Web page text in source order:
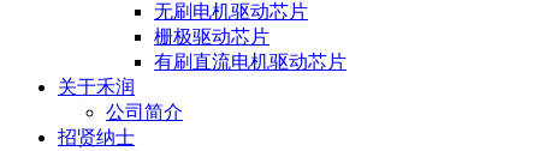
无刷电机驱动芯片
栅极驱动芯片
有刷直流电机驱动芯片
关于禾润
公司简介
招贤纳士